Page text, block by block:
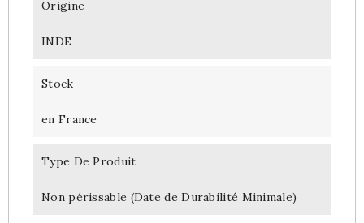
Origine
INDE
Stock
en France
Type De Produit
Non périssable (Date de Durabilité Minimale)